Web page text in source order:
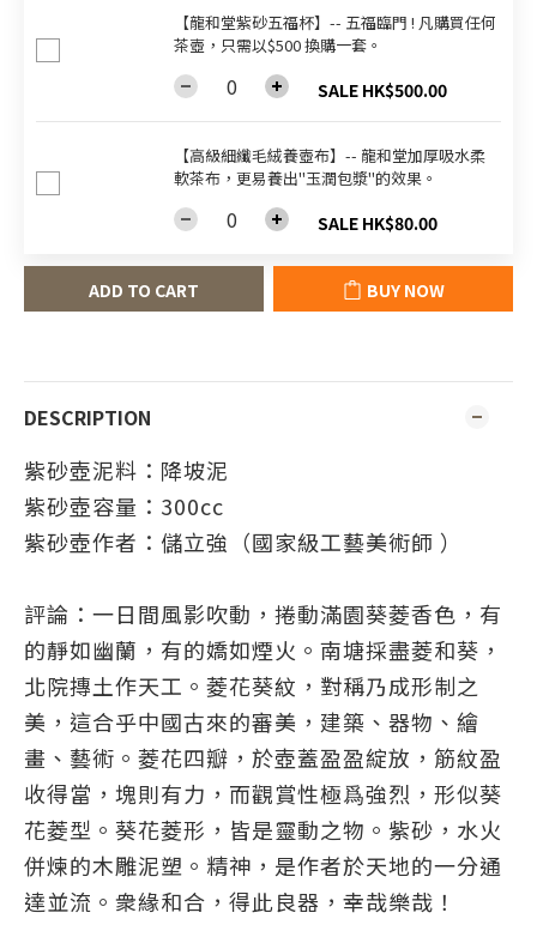
【龍和堂紫砂五福杯‬】-- 五福臨門 ! 凡購買任何
茶壺，只需以$500 換購一套。
SALE HK$500.00
【高級細纖毛絨養壺布】-- 龍和堂加厚吸水柔
軟茶布，更易養出"玉潤包漿"的效果。
SALE HK$80.00
ADD TO CART BUY NOW
DESCRIPTION
紫砂壺泥料：降坡泥
紫砂壺容量：300cc
紫砂壺作者： 儲立強（國家級工藝美術師 ）
評論：一日間風影吹動，捲動滿園葵菱香色，有
的靜如幽蘭，有的嬌如煙火。南塘採盡菱和葵，
北院摶土作天工。菱花葵紋，對稱乃成形制之
美，這合乎中國古來的審美，建築、器物、繪
畫、藝術。菱花四瓣，於壺蓋盈盈綻放，筋紋盈
收得當，塊則有力，而觀賞性極爲強烈，形似葵
花菱型。葵花菱形，皆是靈動之物。紫砂，水火
併煉的木雕泥塑。精神，是作者於天地的一分通
達並流。衆緣和合，得此良器，幸哉樂哉！